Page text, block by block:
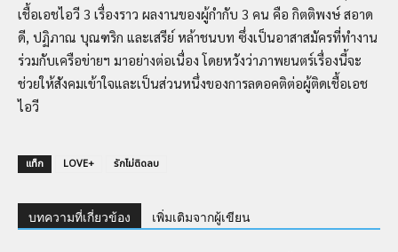
เชื้อเอชไอวี 3 เรื่องราว ผลงานของผู้กำกับ 3 คน คือ กิตติพงษ์ สอาด
ดี, ปฏิภาณ บุณฑริก และเสรีย์ หล้าชนบท ซึ่งเป็นอาสาสมัครที่ทำงาน
ร่วมกับเครือข่ายฯ มาอย่างต่อเนื่อง โดยหวังว่าภาพยนตร์เรื่องนี้จะ
ช่วยให้สังคมเข้าใจและเป็นส่วนหนึ่งของการลดอคติต่อผู้ติดเชื้อเอช
ไอวี
แท็ก LOVE+ รักไม่ติดลบ
บทความที่เกี่ยวข้อง เพิ่มเติมจากผู้เขียน